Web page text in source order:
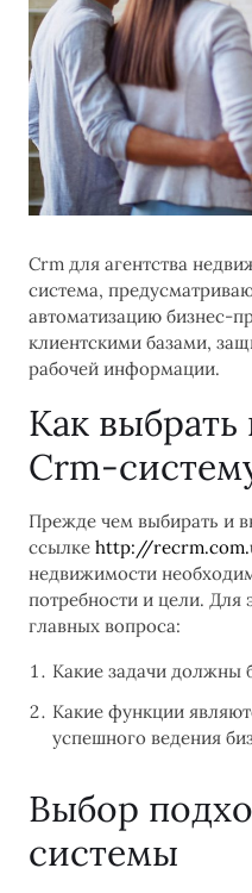
Сrm для агентства
система,
автоматизацию бизнес-
клиентскими базами,
рабочей информации.
Как
Сrm-
Прежде чем выбирать и
ссылке http://
недвижимости
потребности и цели. Для
главных вопроса:
Какие задачи должны
Какие функции
успешного ведения
Выбор
системы